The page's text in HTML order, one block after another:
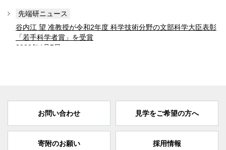
先端研ニュース
谷内江 望 准教授が令和2年度 科学技術分野の文部科学大臣表彰
「若手科学者賞」を受賞
2020年4月7日
プレスリリース ゲノム編集の標的領域を拡張！
お問い合わせ 見学をご希望の方へ
寄附のお願い 採用情報